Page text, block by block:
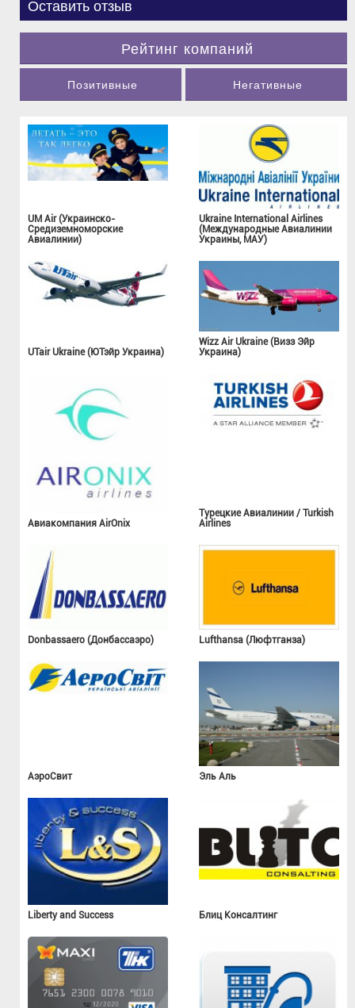
Оставить отзыв
Рейтинг компаний
Позитивные Негативные
UM Air (Украинско-
Средиземноморские
Авиалинии)
Ukraine International Airlines
(Международные Авиалинии
Украины, МАУ)
UTair Ukraine (ЮТэйр Украина)
Wizz Air Ukraine (Визз Эйр
Украина)
Авиакомпания AirOnix
Турецкие Авиалинии / Turkish
Airlines
Donbassaero (Донбассаэро) Lufthansa (Люфтганза)
АэроСвит Эль Аль
Liberty and Success Блиц Консалтинг